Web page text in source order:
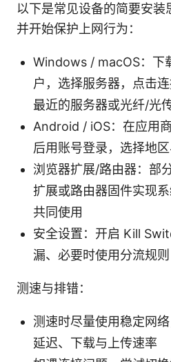
以下是常见设备的简要安
并开始保护上网行为：
Windows / macOS：下
户，选择服务器，点击
最近的服务器或光纤/光
Android / iOS：在应用
后用账号登录，选择地
浏览器扩展/路由器：部
扩展或路由器固件实现
共同使用
安全设置：开启 Kill
漏、必要时使用分流规则
测速与排错：
测速时尽量使用稳定网
延迟、下载与上传速率